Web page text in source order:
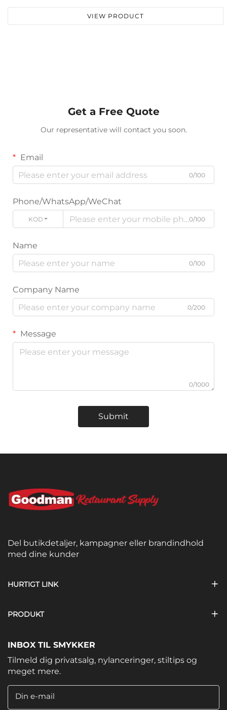
VIEW PRODUCT
Get a Free Quote
Our representative will contact you soon.
Email
0/100
Phone/WhatsApp/WeChat
KODE 0/100
Name
0/100
Company Name
0/200
Message
0/1000
Submit
Del butikdetaljer, kampagner eller brandindhold
med dine kunder
HURTIGT LINK
PRODUKT
INBOX TIL SMYKKER
Tilmeld dig privatsalg, nylanceringer, stiltips og
meget mere.
Din e-mail